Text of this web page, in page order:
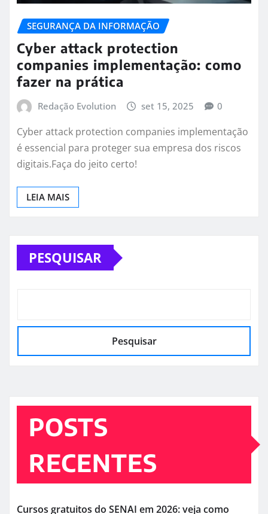
SEGURANÇA DA INFORMAÇÃO
Cyber attack protection
companies implementação: como
fazer na prática
Redação Evolution set 15, 2025 0
Cyber attack protection companies implementação
é essencial para proteger sua empresa dos riscos
digitais.Faça do jeito certo!
LEIA MAIS
PESQUISAR
Pesquisar
POSTS
RECENTES
Cursos gratuitos do SENAI em 2026: veja como